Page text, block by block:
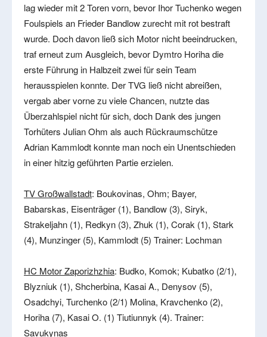
lag wieder mit 2 Toren vorn, bevor Ihor Tuchenko wegen
Foulspiels an Frieder Bandlow zurecht mit rot bestraft
wurde. Doch davon ließ sich Motor nicht beeindrucken,
traf erneut zum Ausgleich, bevor Dymtro Horiha die
erste Führung in Halbzeit zwei für sein Team
herausspielen konnte. Der TVG ließ nicht abreißen,
vergab aber vorne zu viele Chancen, nutzte das
Überzahlspiel nicht für sich, doch Dank des jungen
Torhüters Julian Ohm als auch Rückraumschütze
Adrian Kammlodt konnte man noch ein Unentschieden
in einer hitzig geführten Partie erzielen.
TV Großwallstadt: Boukovinas, Ohm; Bayer,
Babarskas, Eisenträger (1), Bandlow (3), Siryk,
Strakeljahn (1), Redkyn (3), Zhuk (1), Corak (1), Stark
(4), Munzinger (5), Kammlodt (5) Trainer: Lochman
HC Motor Zaporizhzhia: Budko, Komok; Kubatko (2/1),
Blyzniuk (1), Shcherbina, Kasai A., Denysov (5),
Osadchyi, Turchenko (2/1) Molina, Kravchenko (2),
Horiha (7), Kasai O. (1) Tiutiunnyk (4). Trainer:
Savukynas